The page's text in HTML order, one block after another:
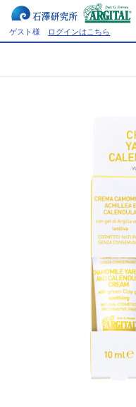
ゲスト様 ログインはこちら